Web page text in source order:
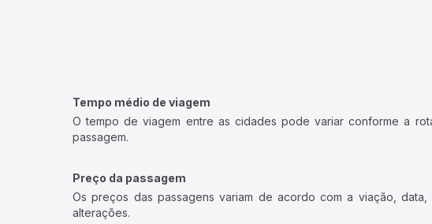
Tempo médio de viagem
O tempo de viagem entre as cidades pode variar conforme a
passagem.
Preço da passagem
Os preços das passagens variam de acordo com a viação,
alterações.